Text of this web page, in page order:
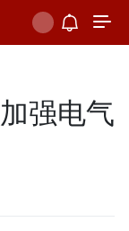
强电气